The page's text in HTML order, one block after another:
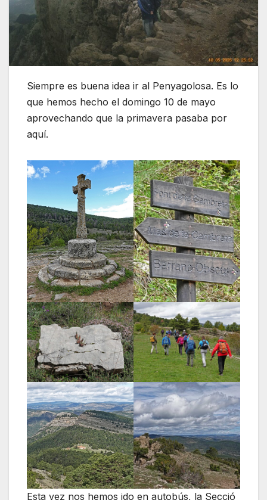
Siempre es buena idea ir al Penyagolosa. Es lo
que hemos hecho el domingo 10 de mayo
aprovechando que la primavera pasaba por
aquí.
Esta vez nos hemos ido en autobús, la Secció